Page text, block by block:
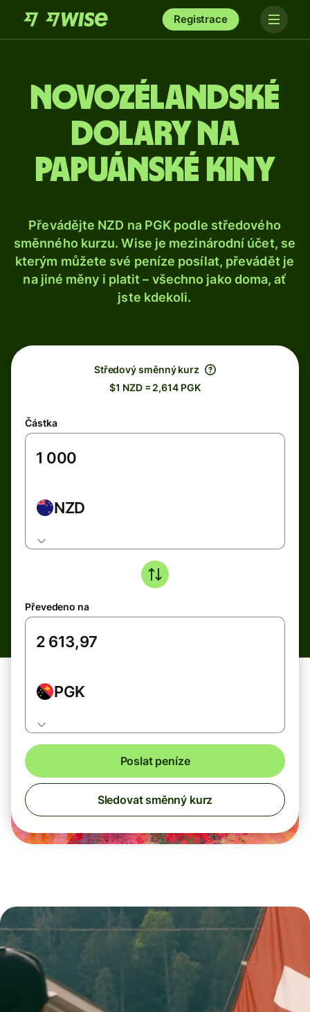
Registrace
Novozélandské
dolary na
papuánské kiny
Převádějte NZD na PGK podle středového
směnného kurzu. Wise je mezinárodní účet, se
kterým můžete své peníze posílat, převádět je
na jiné měny i platit – všechno jako doma, ať
jste kdekoli.
Středový směnný kurz
$1 NZD = 2,614 PGK
Částka
NZD
Převedeno na
PGK
Poslat peníze
Sledovat směnný kurz